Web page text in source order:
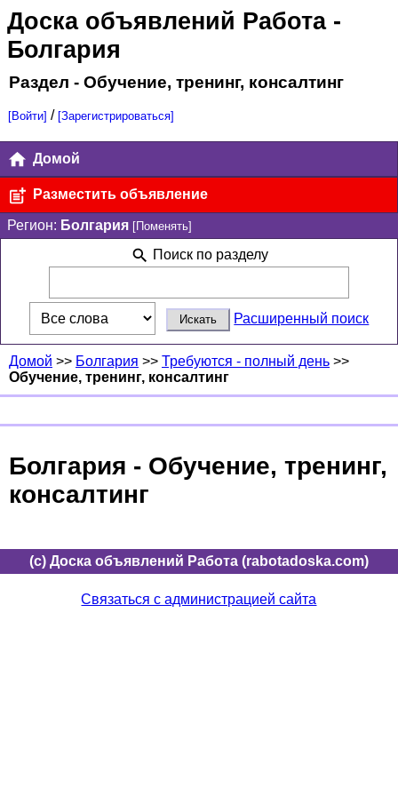
Доска объявлений Работа-
Болгария
Раздел - Обучение, тренинг, консалтинг
[Войти] / [Зарегистрироваться]
Домой
Разместить объявление
Регион: Болгария [Поменять]
Поиск по разделу
Расширенный поиск
Домой >> Болгария >> Требуются - полный день >>
Обучение, тренинг, консалтинг
Болгария - Обучение, тренинг,
консалтинг
(c) Доска объявлений Работа (rabotadoska.com)
Связаться с администрацией сайта